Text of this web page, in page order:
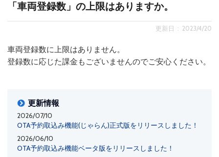
「車両登録数」の上限はありますか。
更新日 : 2023/4/20
車両登録数に上限はありません。
登録数に応じた課金もございませんのでご安心ください。
更新情報
2026/07/10
OTA予約取込み機能(じゃらん)正式版をリリースしました！
2026/06/10
OTA予約取込み機能ベータ版をリリースしました！